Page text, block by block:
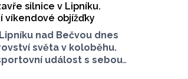
silnice v Lipníku.
víkendové objížďky
nad Bečvou dnes
světa v koloběhu.
událost s sebou